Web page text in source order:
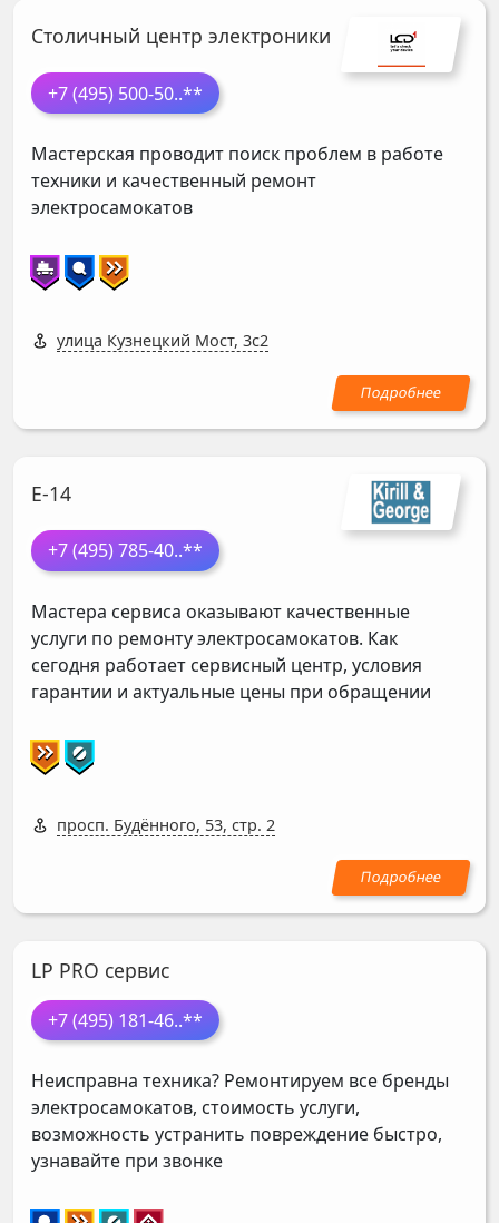
Столичный центр электроники
+7 (495) 500-50..**
Мастерская проводит поиск проблем в работе
техники и качественный ремонт
электросамокатов
улица Кузнецкий Мост, 3с2
Е-14
+7 (495) 785-40..**
Мастера сервиса оказывают качественные
услуги по ремонту электросамокатов. Как
сегодня работает сервисный центр, условия
гарантии и актуальные цены при обращении
просп. Будённого, 53, стр. 2
LP PRO сервис
+7 (495) 181-46..**
Неисправна техника? Ремонтируем все бренды
электросамокатов, стоимость услуги,
возможность устранить повреждение быстро,
узнавайте при звонке